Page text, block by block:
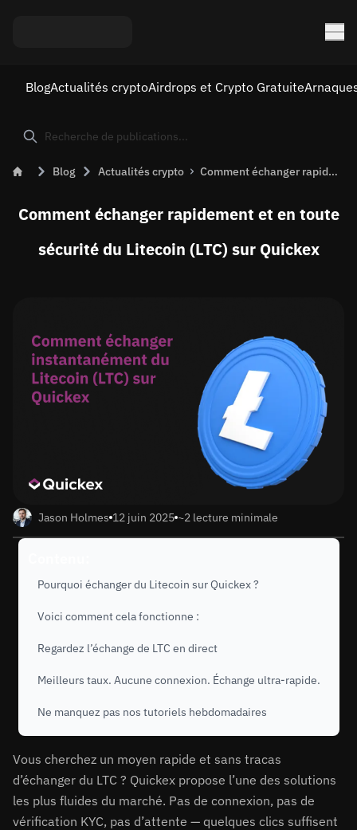
BlogActualités cryptoAirdrops et Crypto Gratuite
Blog Actualités crypto Comment échanger rapidement et en toute sécurité du Litecoin (LTC) sur Quickex
Comment échanger rapidement et en toute
sécurité du Litecoin (LTC) sur Quickex
Jason Holmes 12 juin 2025 ~2 lecture minimale
Pourquoi échanger du Litecoin sur Quickex ?
Voici comment cela fonctionne :
Regardez l’échange de LTC en direct
Meilleurs taux. Aucune connexion. Échange ultra-rapide.
Ne manquez pas nos tutoriels hebdomadaires
Vous cherchez un moyen rapide et sans tracas
d’échanger du LTC ? Quickex propose l’une des solutions
les plus fluides du marché. Pas de connexion, pas de
vérification KYC, pas d’attente — quelques clics suffisent